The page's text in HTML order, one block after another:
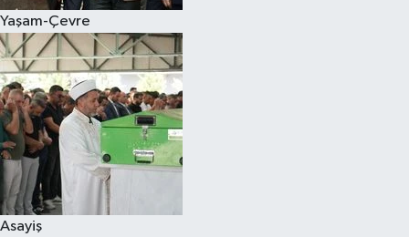
Yaşam-Çevre
Asayiş
Teknoloji
Televizyon
Yaşam-Çevre